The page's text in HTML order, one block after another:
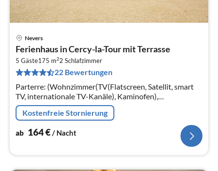
Nevers
Ferienhaus in Cercy-la-Tour mit Terrasse
5 Gäste175 m22 Schlafzimmer
22 Bewertungen
Parterre: (Wohnzimmer(TV(Flatscreen, Satellit, smart
TV, internationale TV-Kanäle), Kaminofen),
Esszimmer(Esstisch)
Kostenfreie Stornierung
ab 164€/ Nacht